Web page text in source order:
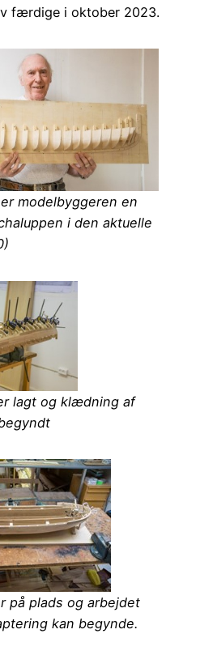
færdige i oktober 2023.
modelbyggeren en
i den aktuelle
lagt og klædning af
på plads og arbejdet
kan begynde.